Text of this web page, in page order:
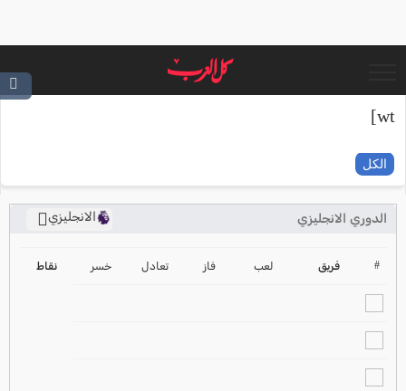
wt]
الكل
الدوري الانجليزي
الانجليزي
2024-2025 # فريق لعب فاز تعادل خسر نقاط